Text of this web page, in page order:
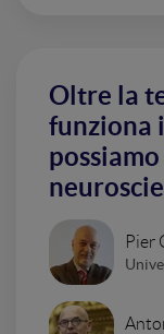
Oltre la
funziona
Pier